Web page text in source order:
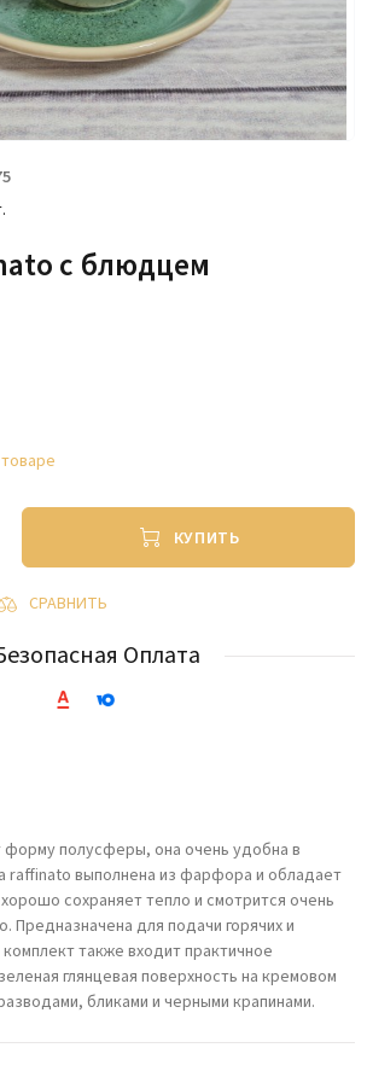
с блюдцем
КУПИТЬ
СРАВНИТЬ
Оплата
полусферы, она очень удобна в
raffinato выполнена из фарфора и обладает
сохраняет тепло и смотрится очень
Предназначена для подачи горячих и
также входит практичное
глянцевая поверхность на кремовом
бликами и черными крапинами.